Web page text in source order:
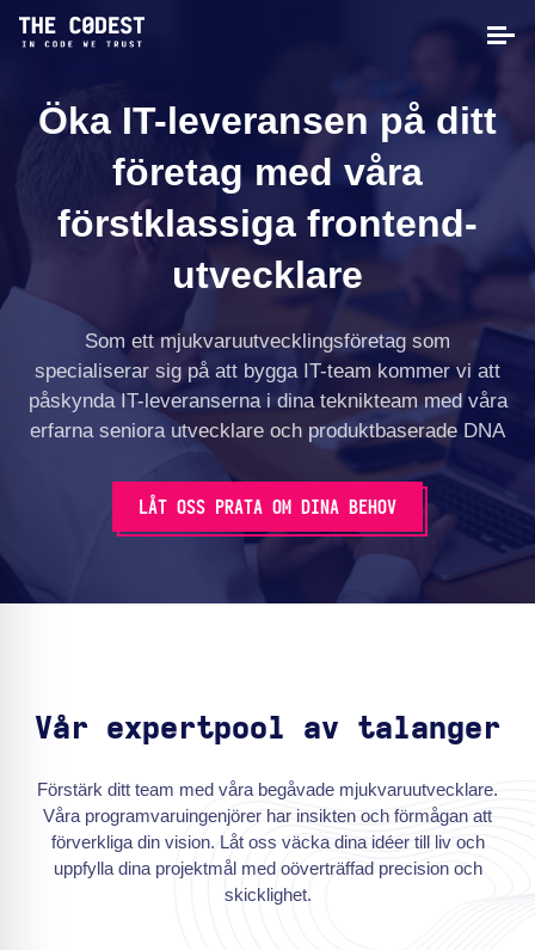
Öka IT-leveransen på ditt
företag med våra
förstklassiga frontend-
utvecklare
Som ett mjukvaruutvecklingsföretag som
specialiserar sig på att bygga IT-team kommer vi att
påskynda IT-leveranserna i dina teknikteam med våra
erfarna seniora utvecklare och produktbaserade DNA
LÅT OSS PRATA OM DINA BEHOV
Vår expertpool av talanger
Förstärk ditt team med våra begåvade mjukvaruutvecklare.
Våra programvaruingenjörer har insikten och förmågan att
förverkliga din vision. Låt oss väcka dina idéer till liv och
uppfylla dina projektmål med oöverträffad precision och
skicklighet.